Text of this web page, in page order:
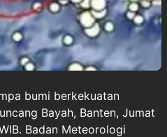
bumi berkekuatan
Bayah, Banten, Jumat
Badan Meteorologi